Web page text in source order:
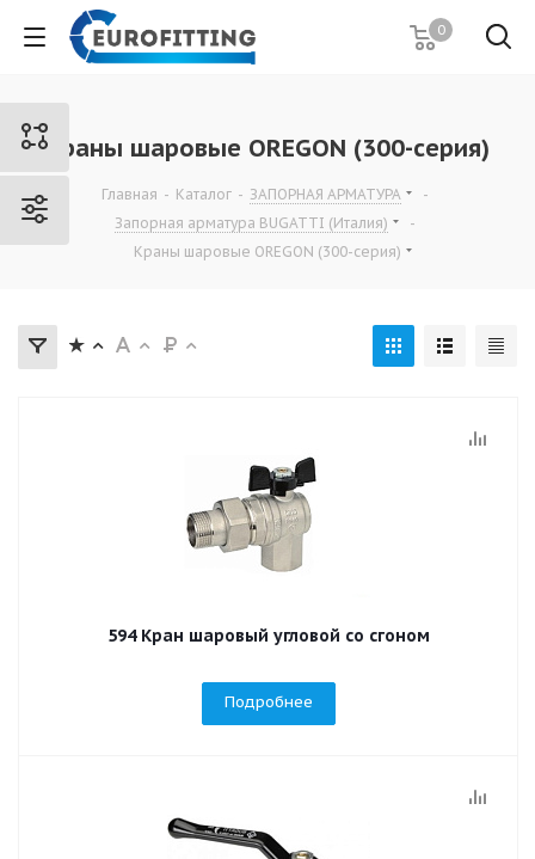
0
Краны шаровые OREGON (300-серия)
Главная - Каталог - ЗАПОРНАЯ АРМАТУРА
-
Запорная арматура BUGATTI (Италия)
-
Краны шаровые OREGON (300-серия)
594 Кран шаровый угловой со сгоном
Подробнее